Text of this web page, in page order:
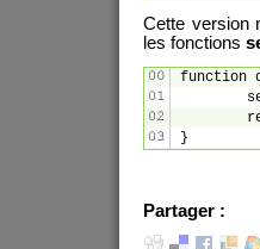
Cette version
les fonctions
function
}
Partager :